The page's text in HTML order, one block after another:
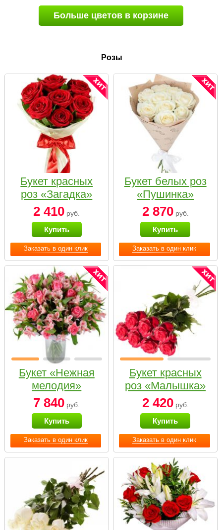
Больше цветов в корзине
Розы
Заказать в один клик
Букет красных
роз «Загадка»
2 410 руб.
Купить
Заказать в один клик
Букет белых роз
«Пушинка»
2 870руб.
Купить
Заказать в один клик
Букет «Нежная
мелодия»
7 840 руб.
Купить
Заказать в один клик
Букет красных
роз «Малышка»
2 420руб.
Купить